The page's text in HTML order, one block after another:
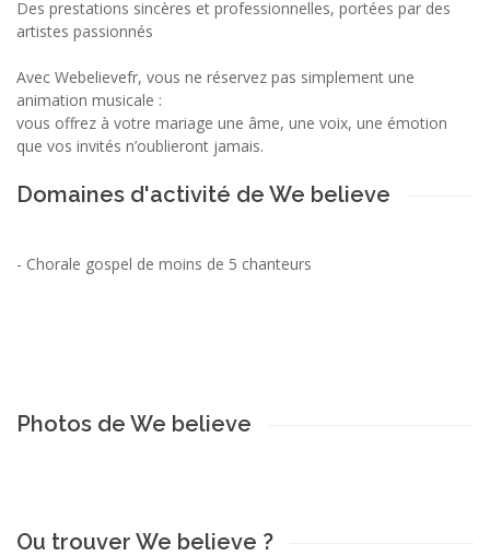
Des prestations sincères et professionnelles, portées par des
artistes passionnés
Avec Webelievefr, vous ne réservez pas simplement une
animation musicale :
vous offrez à votre mariage une âme, une voix, une émotion
que vos invités n’oublieront jamais.
Domaines d'activité de We believe
- Chorale gospel de moins de 5 chanteurs
Photos de We believe
Ou trouver We believe ?